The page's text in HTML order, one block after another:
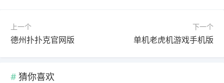
上一个
德州扑扑克官网版
下一个
单机老虎机游戏手机版
猜你喜欢